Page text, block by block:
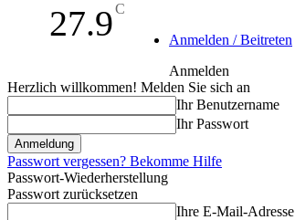
27.9C
Anmelden / Beitreten
Anmelden
Herzlich willkommen! Melden Sie sich an
Ihr Benutzername
Ihr Passwort
Passwort vergessen? Bekomme Hilfe
Passwort-Wiederherstellung
Passwort zurücksetzen
Ihre E-Mail-Adresse